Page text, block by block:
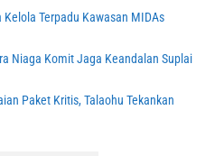
Terpadu Kawasan MIDAs
Niaga Komit Jaga Keandalan Suplai
Paket Kritis, Talaohu Tekankan